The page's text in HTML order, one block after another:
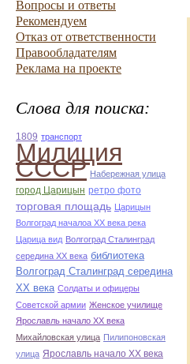
Вопросы и ответы
Рекомендуем
Отказ от ответственности
Правообладателям
Реклама на проекте
Слова для поиска:
1809 транспорт
Милиция
СССР Набережная улица
город Царицын ретро фото
торговая площадь Царицын
Волгоград началоа ХХ века река
Царица вид Волгоград Сталинград
середина ХХ века библиотека
Волгоград Сталинград середина
ХХ века Солдаты и офицеры
Советской армии Женское училище
Ярославль начало ХХ века
Михайловская улица Пилипоновская
улица Ярославль начало ХХ века